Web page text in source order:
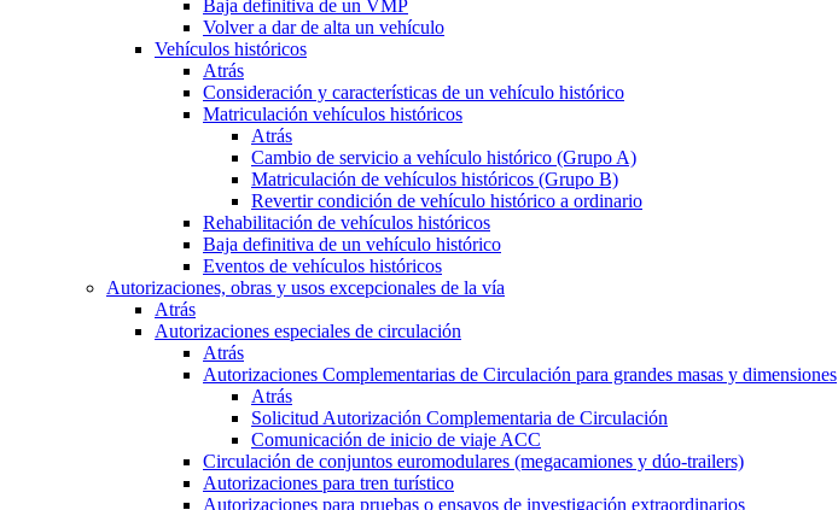
Baja definitiva de un VMP
Volver a dar de alta un vehículo
Vehículos históricos
Atrás
Consideración y características de un vehículo histórico
Matriculación vehículos históricos
Atrás
Cambio de servicio a vehículo histórico (Grupo A)
Matriculación de vehículos históricos (Grupo B)
Revertir condición de vehículo histórico a ordinario
Rehabilitación de vehículos históricos
Baja definitiva de un vehículo histórico
Eventos de vehículos históricos
Autorizaciones, obras y usos excepcionales de la vía
Atrás
Autorizaciones especiales de circulación
Atrás
Autorizaciones Complementarias de Circulación para grandes masas y dimensiones
Atrás
Solicitud Autorización Complementaria de Circulación
Comunicación de inicio de viaje ACC
Circulación de conjuntos euromodulares (megacamiones y dúo-trailers)
Autorizaciones para tren turístico
Autorizaciones para pruebas o ensayos de investigación extraordinarios